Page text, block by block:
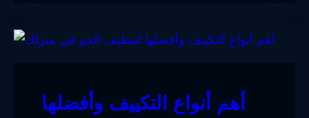
أهم أنواع التكييف وأفضلها